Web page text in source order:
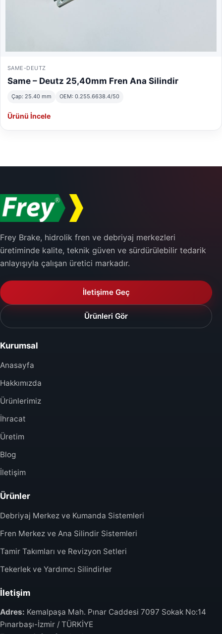
SAME-DEUTZ
Same – Deutz 25,40mm Fren Ana Silindir
Çap: 25.40 mm OEM: 0.255.6638.4/50
Ürünü İncele
Frey Brake, hidrolik fren ve debriyaj merkezleri
üretiminde kalite, teknik güven ve sürdürülebilir tedarik
anlayışıyla çalışan üretici markadır.
İletişime Geç
Ürünleri Gör
Kurumsal
Anasayfa
Hakkımızda
Ürünlerimiz
İhracat
Üretim
Blog
İletişim
Ürünler
Debriyaj Merkez ve Kumanda Sistemleri
Fren Merkez ve Ana Silindir Sistemleri
Tamir Takımları ve Revizyon Setleri
Tekerlek ve Yardımcı Silindirler
İletişim
Adres: Kemalpaşa Mah. Pınar Caddesi 7097 Sokak No:14
Pınarbaşı-İzmir / TÜRKİYE